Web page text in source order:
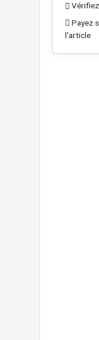
Payez
l'article